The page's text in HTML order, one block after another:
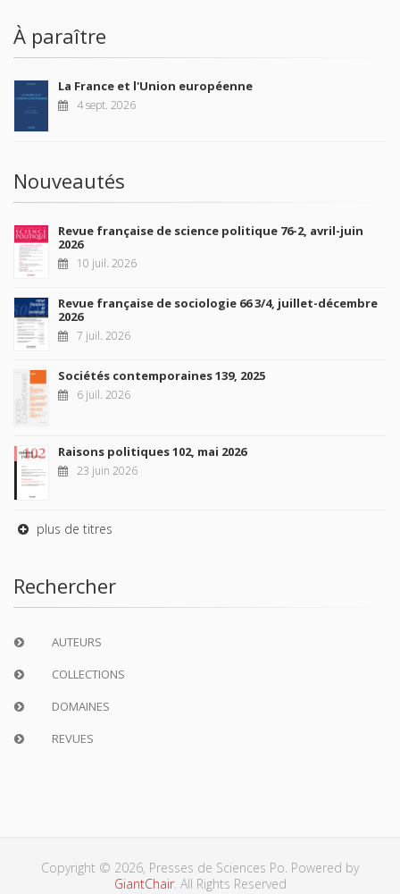
À paraître
La France et l'Union européenne
4 sept. 2026
Nouveautés
Revue française de science politique 76-2, avril-juin
2026
10 juil. 2026
Revue française de sociologie 66 3/4, juillet-décembre
2026
7 juil. 2026
Sociétés contemporaines 139, 2025
6 juil. 2026
Raisons politiques 102, mai 2026
23 juin 2026
plus de titres
Rechercher
AUTEURS
COLLECTIONS
DOMAINES
REVUES
Copyright © 2026, Presses de Sciences Po. Powered by
GiantChair. All Rights Reserved